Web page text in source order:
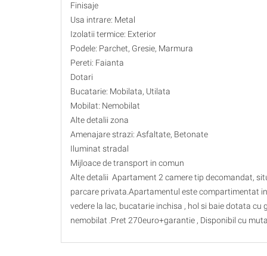
Finisaje
Usa intrare: Metal
Izolatii termice: Exterior
Podele: Parchet, Gresie, Marmura
Pereti: Faianta
Dotari
Bucatarie: Mobilata, Utilata
Mobilat: Nemobilat
Alte detalii zona
Amenajare strazi: Asfaltate, Betonate
Iluminat stradal
Mijloace de transport in comun
Alte detalii Apartament 2 camere tip decomandat,
parcare privata.Apartamentul este compartimentat
vedere la lac, bucatarie inchisa , hol si baie dotata
nemobilat .Pret 270euro+garantie , Disponibil cu